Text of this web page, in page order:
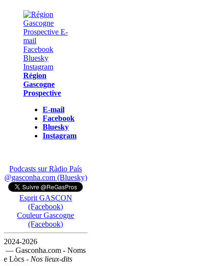
Région
Gascogne
Prospective
E-mail
Facebook
Bluesky
Instagram
Podcasts sur Ràdio País
@gasconha.com (Bluesky)
Esprit GASCON
(Facebook)
Couleur Gascogne
(Facebook)
2024-2026
— Gasconha.com - Noms
e Lòcs - Nos lieux-dits